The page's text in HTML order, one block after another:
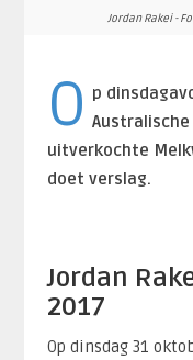
Jordan Rakei -
O p
uitverkochte
doet verslag.
Jordan
2017
Op dinsdag 31